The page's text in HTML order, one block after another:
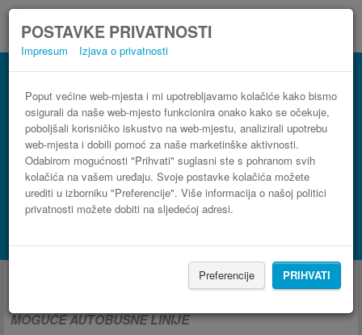
POSTAVKE PRIVATNOSTI
Impresum Izjava o privatnosti
Poput većine web-mjesta i mi upotrebljavamo kolačiće kako bismo
osigurali da naše web-mjesto funkcionira onako kako se očekuje,
poboljšali korisničko iskustvo na web-mjestu, analizirali upotrebu
web-mjesta i dobili pomoć za naše marketinške aktivnosti.
Odabirom mogućnosti "Prihvati" suglasni ste s pohranom svih
kolačića na vašem uređaju. Svoje postavke kolačića možete
urediti u izborniku "Preferencije". Više informacija o našoj politici
privatnosti možete dobiti na sljedećoj adresi.
Preferencije PRIHVATI
PRONAĐI LINIJU
Potraži smještaj s Booking.com
Autobus iz i za Landshut
MOGUĆE AUTOBUSNE LINIJE